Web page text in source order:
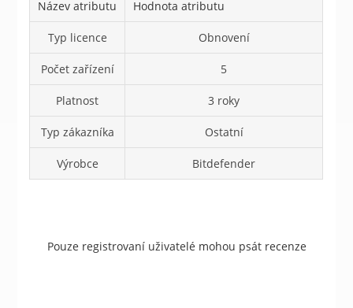
Název atributu Hodnota atributu
Typ licence Obnovení
Počet zařízení 5
Platnost 3 roky
Typ zákazníka Ostatní
Výrobce Bitdefender
Pouze registrovaní uživatelé mohou psát recenze